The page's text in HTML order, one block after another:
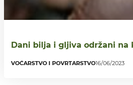
Dani bilja i gljiva održani na
VOĆARSTVO I POVRTARSTVO16/06/2023